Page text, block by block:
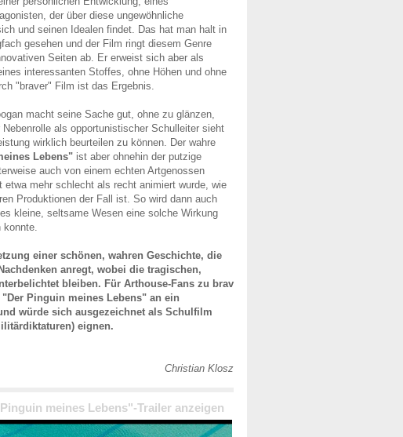
der über diese ungewöhnliche
und seinen Idealen findet. Das hat man halt in
gesehen und der Film ringt diesem Genre
Seiten ab. Er erweist sich aber als
interessanten Stoffes, ohne Höhen und ohne
"braver" Film ist das Ergebnis.
macht seine Sache gut, ohne zu glänzen,
als opportunistischer Schulleiter sieht
wirklich beurteilen zu können. Der wahre
Lebens" ist aber ohnehin der putzige
auch von einem echten Artgenossen
etwa mehr schlecht als recht animiert wurde, wie
Produktionen der Fall ist. So wird dann auch
kleine, seltsame Wesen eine solche Wirkung
konnte.
einer schönen, wahren Geschichte, die
anregt, wobei die tragischen,
bleiben. Für Arthouse-Fans zu brav
Pinguin meines Lebens" an ein
würde sich ausgezeichnet als Schulfilm
eignen.
Christian Klosz
meines Lebens"-Trailer anzeigen